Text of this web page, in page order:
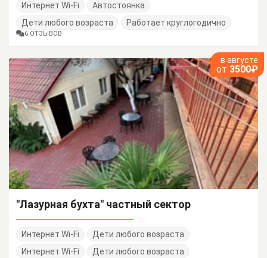
Интернет Wi-Fi
Автостоянка
Дети любого возраста
Работает круглогодично
6 ОТЗЫВОВ
в августе
от 3500₽
"Лазурная бухта" частный сектор
Интернет Wi-Fi
Дети любого возраста
Интернет Wi-Fi
Дети любого возраста